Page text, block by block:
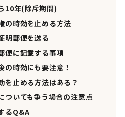
10年(除斥期間)
の時効を止める方法
明郵便を送る
便に記載する事項
の時効にも要注意！
を止める方法はある？
ついても争う場合の注意点
るQ&A